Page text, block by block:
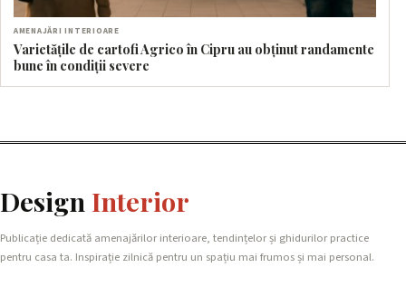
AMENAJĂRI INTERIOARE
Varietățile de cartofi Agrico în Cipru au obținut randamente
bune în condiții severe
Design Interior
Publicație dedicată amenajărilor interioare, tendințelor și ghidurilor practice
pentru casa ta. Inspirație zilnică pentru un spațiu mai frumos și mai personal.